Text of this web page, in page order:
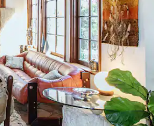
w górę i w dół lub przeglądać je za